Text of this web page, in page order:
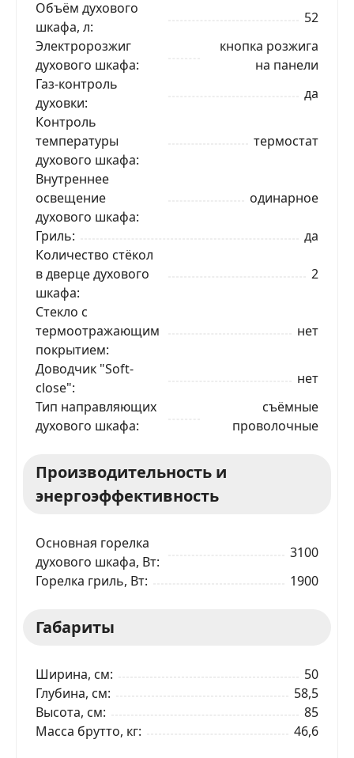
Объём духового
шкафа, л
52
Электророзжиг
духового шкафа
кнопка розжига
на панели
Газ-контроль
духовки
да
Контроль
температуры
духового шкафа
термостат
Внутреннее
освещение
духового шкафа
одинарное
Гриль
да
Количество стёкол
в дверце духового
шкафа
2
Стекло с
термоотражающим
покрытием
нет
Доводчик "Soft-
close"
нет
Тип направляющих
духового шкафа
съёмные
проволочные
Производительность и
энергоэффективность
Основная горелка
духового шкафа, Вт
3100
Горелка гриль, Вт
1900
Габариты
Ширина, см
50
Глубина, см
58,5
Высота, см
85
Масса брутто, кг
46,6
ЗАКАЗАТЬ В 1 КЛИК
данных в соответствии